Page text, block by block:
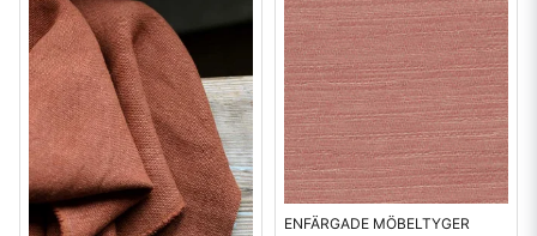
ENFÄRGADE MÖBELTYGER